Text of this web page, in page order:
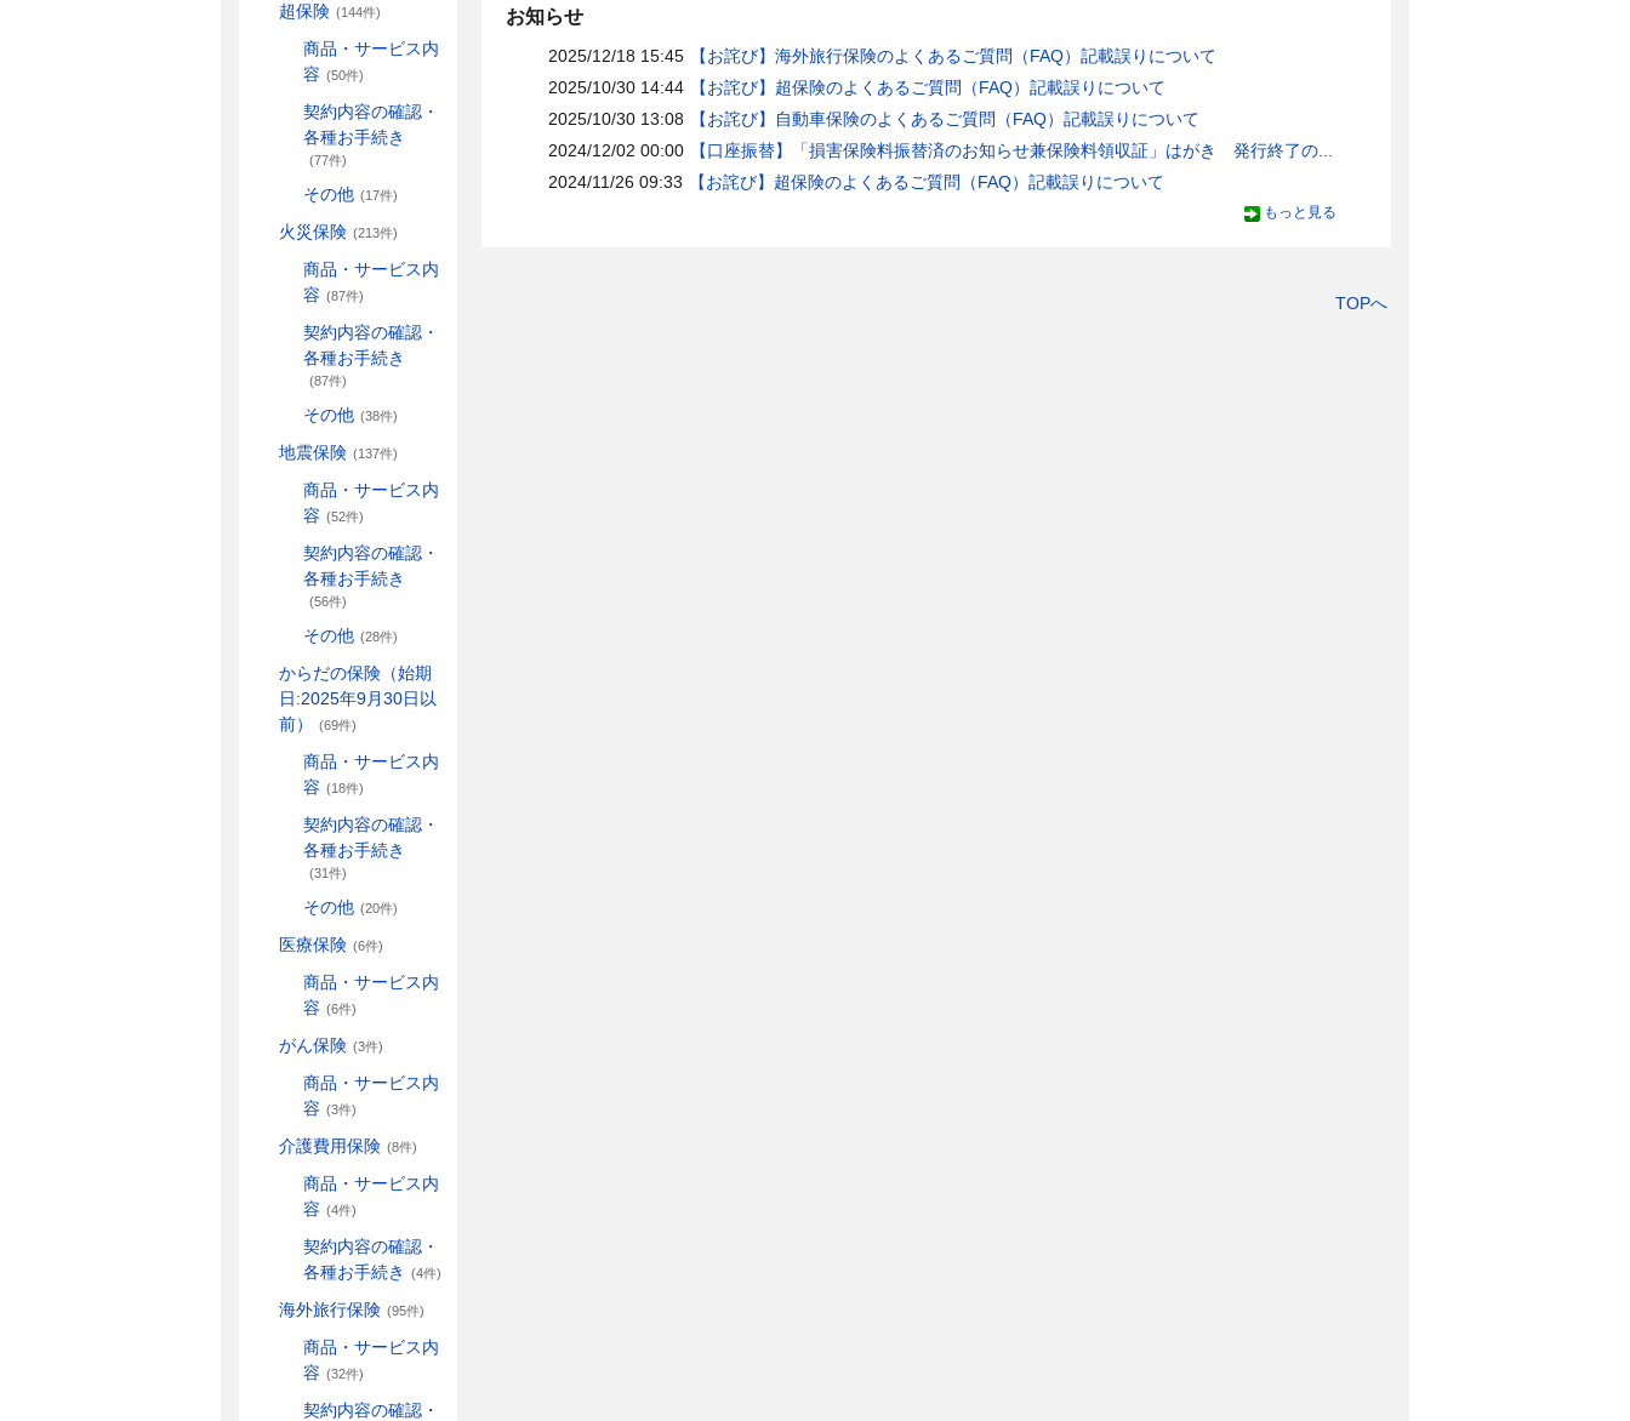
超保険 (144件)
商品・サービス内
容 (50件)
契約内容の確認・
各種お手続き
(77件)
その他 (17件)
火災保険 (213件)
商品・サービス内
容 (87件)
契約内容の確認・
各種お手続き
(87件)
その他 (38件)
地震保険 (137件)
商品・サービス内
容 (52件)
契約内容の確認・
各種お手続き
(56件)
その他 (28件)
からだの保険（始期
日:2025年9月30日以
前）
(69件)
商品・サービス内
容 (18件)
契約内容の確認・
各種お手続き
(31件)
その他 (20件)
医療保険 (6件)
商品・サービス内
容 (6件)
がん保険 (3件)
商品・サービス内
容 (3件)
介護費用保険 (8件)
商品・サービス内
容 (4件)
契約内容の確認・
各種お手続き
(4件)
海外旅行保険 (95件)
商品・サービス内
容 (32件)
契約内容の確認・
お知らせ
2025/12/18 15:45
【お詫び】海外旅行保険のよくあるご質問（FAQ）記載誤りについて
2025/10/30 14:44
【お詫び】超保険のよくあるご質問（FAQ）記載誤りについて
2025/10/30 13:08
【お詫び】自動車保険のよくあるご質問（FAQ）記載誤りについて
2024/12/02 00:00
【口座振替】「損害保険料振替済のお知らせ兼保険料領収証」はがき 発行終了の...
2024/11/26 09:33
【お詫び】超保険のよくあるご質問（FAQ）記載誤りについて
もっと見る
TOPへ